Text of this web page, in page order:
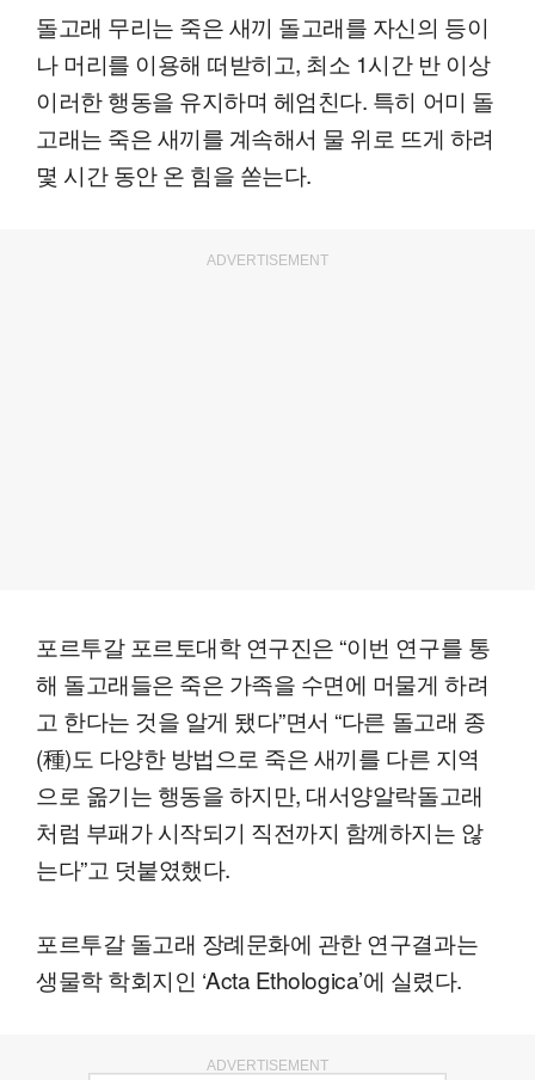
돌고래 무리는 죽은 새끼 돌고래를 자신의 등이
나 머리를 이용해 떠받히고, 최소 1시간 반 이상
이러한 행동을 유지하며 헤엄친다. 특히 어미 돌
고래는 죽은 새끼를 계속해서 물 위로 뜨게 하려
몇 시간 동안 온 힘을 쏟는다.
ADVERTISEMENT
포르투갈 포르토대학 연구진은 “이번 연구를 통
해 돌고래들은 죽은 가족을 수면에 머물게 하려
고 한다는 것을 알게 됐다”면서 “다른 돌고래 종
(種)도 다양한 방법으로 죽은 새끼를 다른 지역
으로 옮기는 행동을 하지만, 대서양알락돌고래
처럼 부패가 시작되기 직전까지 함께하지는 않
는다”고 덧붙였했다.
포르투갈 돌고래 장례문화에 관한 연구결과는
생물학 학회지인 ‘Acta Ethologica’에 실렸다.
ADVERTISEMENT